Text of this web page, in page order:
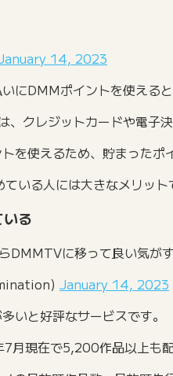
14, 2023
にDMMポイントを使えると
、クレジットカードや電子
を使えるため、貯まったポ
いる人には大きなメリット
る
DMMTVに移って良い気が
January 14, 2023
いと好評なサービスです。
月現在で5,200作品以上も配